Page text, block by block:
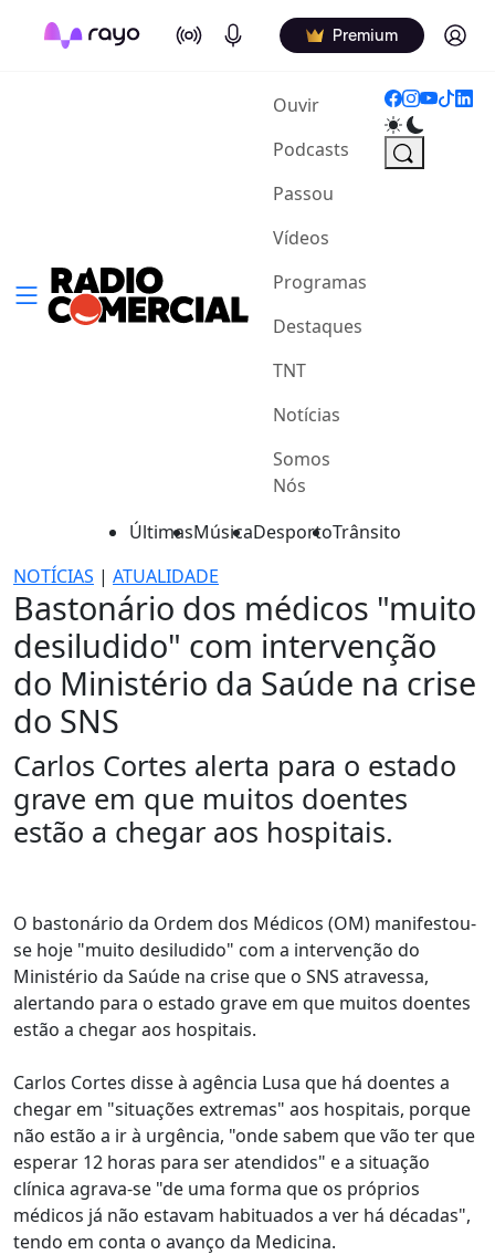
On Air Podcasts Premium Log in
Ouvir(current)
Podcasts
Passou
Vídeos
Programas
Destaques
TNT
Notícias
Somos
Nós
ÚltimasMúsicaDesportoTrânsito
NOTÍCIAS | ATUALIDADE
Bastonário dos médicos "muito
desiludido" com intervenção
do Ministério da Saúde na crise
do SNS
Carlos Cortes alerta para o estado
grave em que muitos doentes
estão a chegar aos hospitais.
O bastonário da Ordem dos Médicos (OM) manifestou-
se hoje "muito desiludido" com a intervenção do
Ministério da Saúde na crise que o SNS atravessa,
alertando para o estado grave em que muitos doentes
estão a chegar aos hospitais.
Carlos Cortes disse à agência Lusa que há doentes a
chegar em "situações extremas" aos hospitais, porque
não estão a ir à urgência, "onde sabem que vão ter que
esperar 12 horas para ser atendidos" e a situação
clínica agrava-se "de uma forma que os próprios
médicos já não estavam habituados a ver há décadas",
tendo em conta o avanço da Medicina.